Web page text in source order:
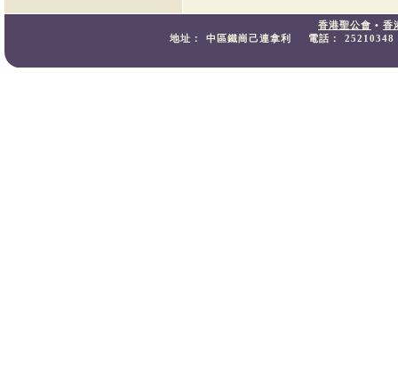
香港聖公會 • 香
地址：
中區鐵崗己連拿利 電話： 25210348